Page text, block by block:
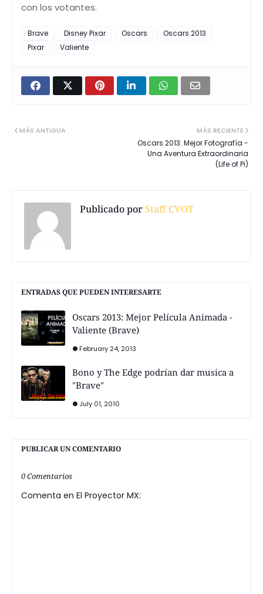
con los votantes.
Brave Disney Pixar Oscars
Oscars 2013
Pixar
Valiente
MÁS RECIENTE
Oscars 2013: Mejor Fotografía -
Una Aventura Extraordinaria
(Life of Pi)
MÁS ANTIGUA
Publicado porStaff CVOT
ENTRADAS QUE PUEDEN INTERESARTE
Oscars 2013: Mejor Película Animada -
Valiente (Brave)
February 24, 2013
Bono y The Edge podrían dar musica a
"Brave"
July 01, 2010
PUBLICAR UN COMENTARIO
0 Comentarios
Comenta en El Proyector MX: